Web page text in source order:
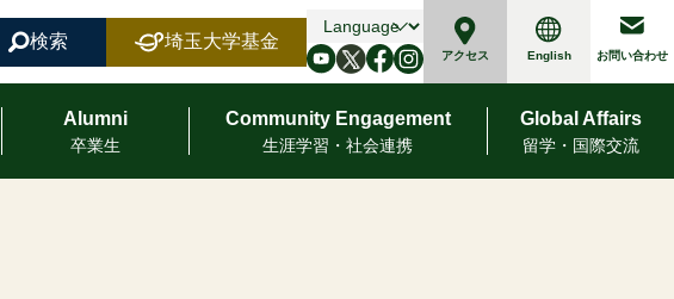
検索 埼玉大学基金
アクセス English お問い合わせ
Alumni
卒業⽣
Community Engagement
⽣涯学習・社会連携
Global Affairs
留学・国際交流